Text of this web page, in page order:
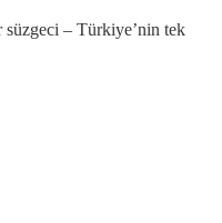
– Türkiye’nin tek